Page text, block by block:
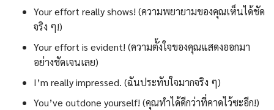
Your effort really shows! (ความพยายามของคุณเห็นได้ชัด
จริง ๆ!)
Your effort is evident! (ความตั้งใจของคุณแสดงออกมา
อย่างชัดเจนเลย)
I’m really impressed. (ฉันประทับใจมากจริง ๆ)
You’ve outdone yourself! (คุณทำได้ดีกว่าที่คาดไว้ซะอีก!)